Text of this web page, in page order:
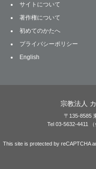
サイトについて
著作権について
初めてのかたへ
プライバシーポリシー
English
宗教法人
〒135-8585
Tel 03-5632-4411
This site is protected by reCAPTCHA